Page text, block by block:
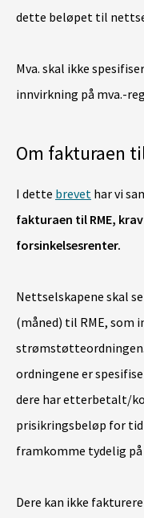
dette beløpet til
Mva. skal ikke
innvirkning på mva.-
Om fakturaen
I dette brevet har vi
fakturaen til RME,
forsinkelsesrenter.
Nettselskapene skal
(måned) til RME, som
ordningene er
dere har etterbetalt/
prisikringsbeløp for
framkomme tydelig
Dere kan ikke